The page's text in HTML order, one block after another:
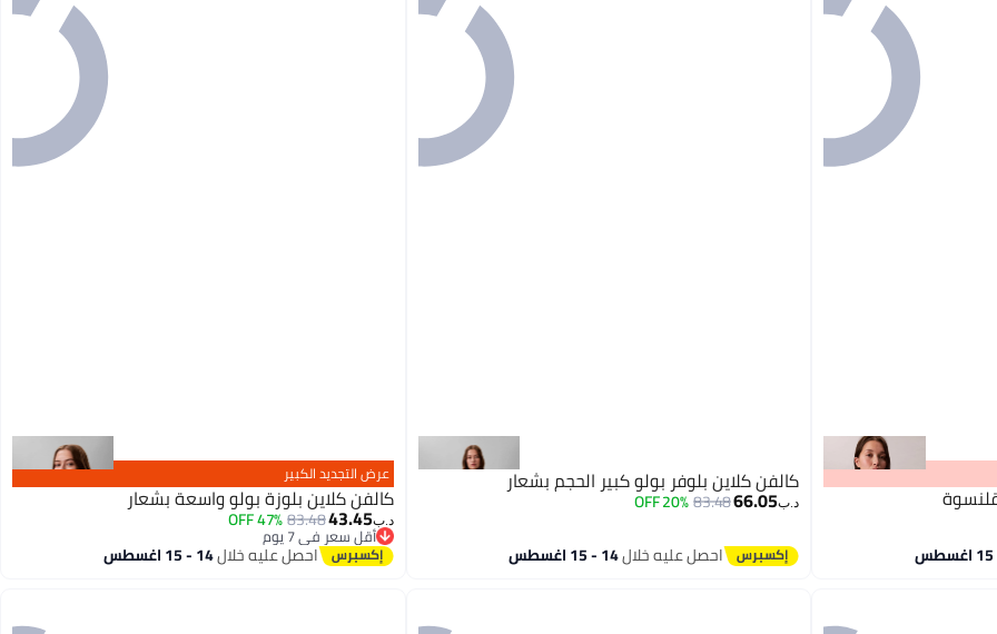
كالفن كلاين بلوفر بولو كبير الحجم بشعار
د.ب‏66.05
83.48
20% OFF
احصل عليه خلال14 - 15 اغسطس
عرض التجديد الكبير
كالفن كلاين بلوزة بولو واسعة بشعار
د.ب‏43.45
83.48
47% OFF
أقل سعر في 7 يوم
أقل سعر في 7 يوماحصل عليه خلال14 - 15 اغسطس